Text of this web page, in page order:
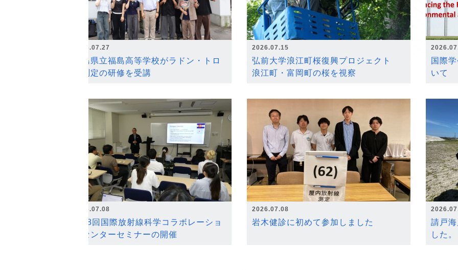
2026.07.27
福島県立福島高等学校がラドン・トロ
ン測定の研修を受講
2026.07.15
弘前大学浪江町桜復興プロジェクト
浪江町・富岡町の桜を視察
国際
いて
2026.07.08
第18回国際放射線科学コラボレーショ
ンセンターセミナーの開催
2026.07.08
岩木健診に初めて参加しました
請戸
した。